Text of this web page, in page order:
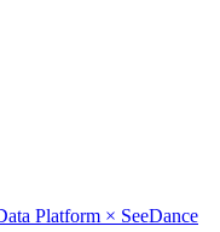
Platform × SeeDance